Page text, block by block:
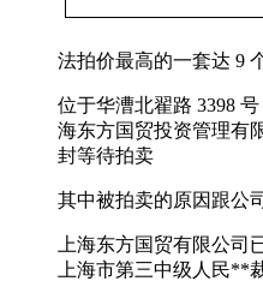
法拍价最高的一套达 9
位于华漕北翟路 3398
海东方国贸投资管理有
封等待拍卖
其中被拍卖的原因跟公
上海东方国贸有限公司
上海市第三中级人民**